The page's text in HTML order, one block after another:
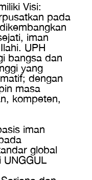
Visi:
pada
iman
UPH
bangsa dan
yang
dengan
masa
kompeten,
iman
global
UNGGUL